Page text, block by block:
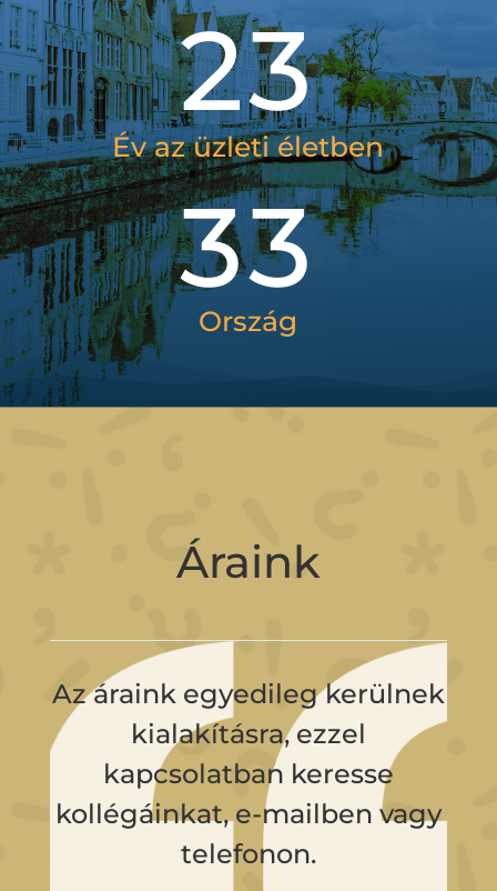
23
Év az üzleti életben
33
Ország
Áraink
Az áraink egyedileg kerülnek
kialakításra, ezzel
kapcsolatban keresse
kollégáinkat, e-mailben vagy
telefonon.